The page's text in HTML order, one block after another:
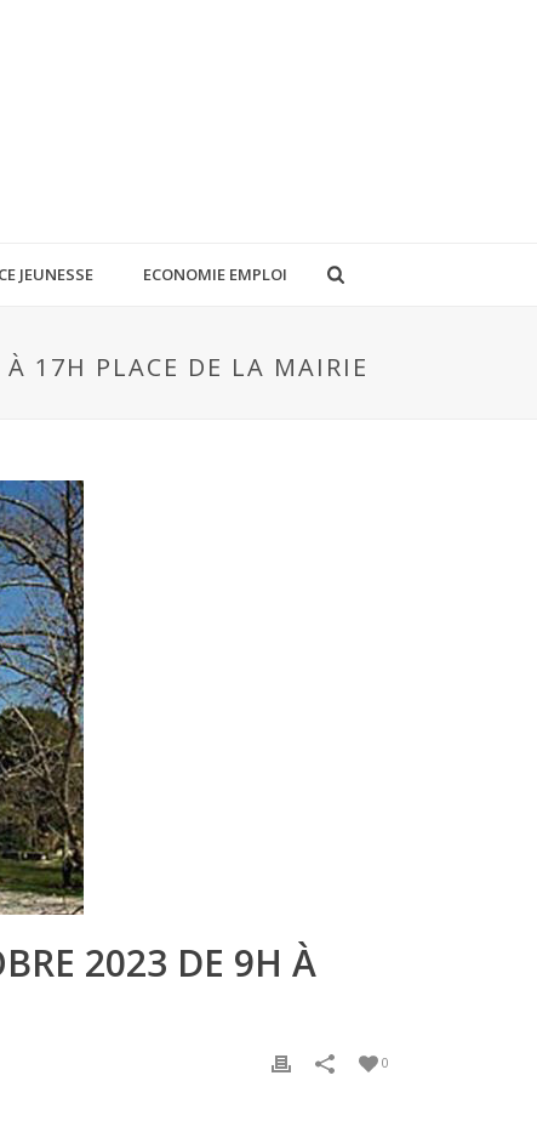
JEUNESSE ECONOMIE EMPLOI
17H PLACE DE LA MAIRIE
2023 DE 9H À
0